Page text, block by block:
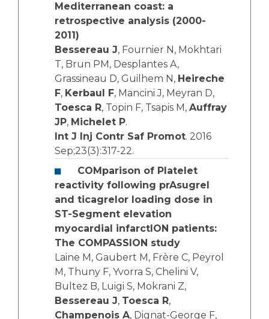
Mediterranean coast: a
retrospective analysis (2000-
2011)
Bessereau J, Fournier N, Mokhtari
T, Brun PM, Desplantes A,
Grassineau D, Guilhem N, Heireche
F, Kerbaul F, Mancini J, Meyran D,
Toesca R, Topin F, Tsapis M, Auffray
JP, Michelet P.
Int J Inj Contr Saf Promot. 2016
Sep;23(3):317-22.
COMparison of Platelet
reactivity following prAsugrel
and ticagrelor loading dose in
ST-Segment elevation
myocardial infarctION patients:
The COMPASSION study
Laine M, Gaubert M, Frère C, Peyrol
M, Thuny F, Yvorra S, Chelini V,
Bultez B, Luigi S, Mokrani Z,
Bessereau J, Toesca R,
Champenois A, Dignat-George F,